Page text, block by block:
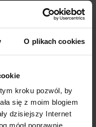
O plikach cookies
kroku pozwól, by
się z moim blogiem
dzisiejszy Internet
mógł poprawnie
zmienia się
musi wzbudzać) i robi